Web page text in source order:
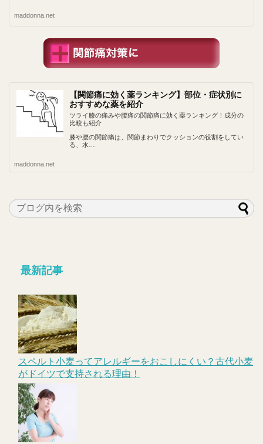
maddonna.net
【関節痛に効く薬ランキング】部位・症状別に
おすすめな薬を紹介
ツライ膝の痛みや腰痛の関節痛に効く薬ランキング！成分の
比較も紹介
膝や腰の関節痛は、関節まわりでクッションの役割をしてい
る、水…
maddonna.net
最新記事
スペルト小麦ってアレルギーをおこしにくい？古代小麦
がドイツで支持される理由！